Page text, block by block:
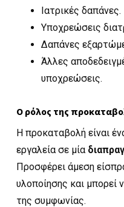
Ιατρικές δαπάνες.
Υποχρεώσεις
Δαπάνες
Άλλες
υποχρεώσεις.
Ο ρόλος της
Η προκαταβολή είναι
εργαλεία σε μία
Προσφέρει άμεση
υλοποίησης και μπορεί
της συμφωνίας.